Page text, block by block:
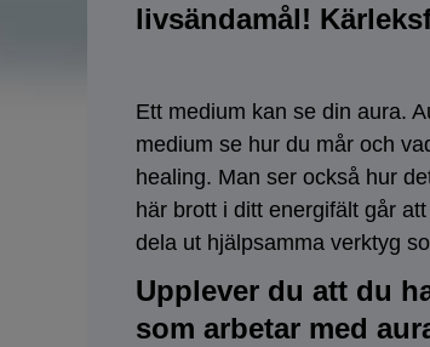
livsändamål!
Ett medium kan se din aura.
medium se hur du mår och
healing. Man ser också hur
här brott i ditt energifält går
dela ut hjälpsamma verktyg
Upplever du att du
som arbetar med